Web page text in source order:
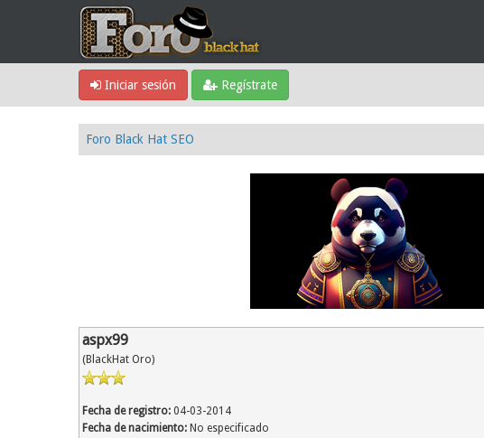
Iniciar sesión Regístrate
Foro Black Hat SEO
aspx99
(BlackHat Oro)
Fecha de registro: 04-03-2014
Fecha de nacimiento: No especificado